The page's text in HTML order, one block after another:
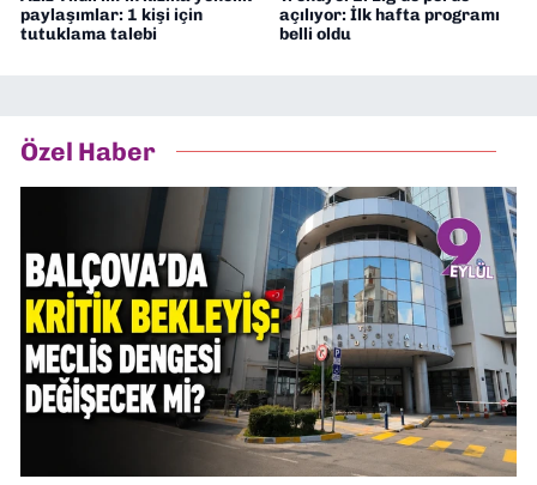
paylaşımlar: 1 kişi için
tutuklama talebi
açılıyor: İlk hafta programı
belli oldu
Özel Haber